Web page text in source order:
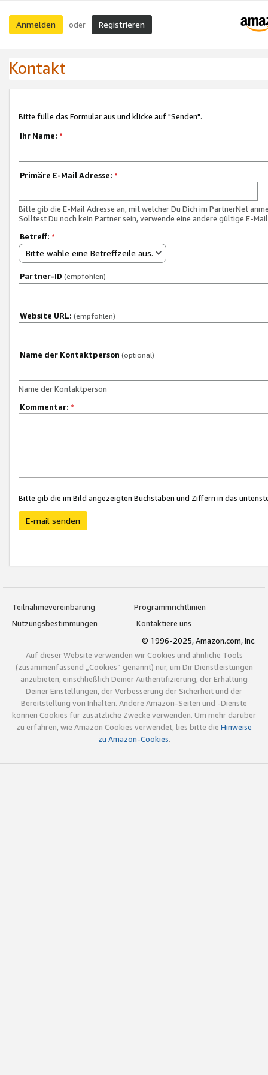
Anmelden oder Registrieren
Kontakt
Bitte fülle das Formular aus und klicke auf "Senden".
Ihr Name: *
Primäre E-Mail Adresse: *
Bitte gib die E-Mail Adresse an, mit welcher Du Dich im PartnerNet
Solltest Du noch kein Partner sein, verwende eine andere gültige E-
Betreff: *
Bitte wähle eine Betreffzeile aus.
Partner-ID (empfohlen)
Website URL: (empfohlen)
Name der Kontaktperson (optional)
Name der Kontaktperson
Kommentar: *
Bitte gib die im Bild angezeigten Buchstaben und Ziffern in das
E-mail senden
Teilnahmevereinbarung
Programmrichtlinien
Nutzungsbestimmungen
Kontaktiere uns
© 1996-2025, Amazon.com, Inc.
Auf dieser Website verwenden wir Cookies und ähnliche Tools
(zusammenfassend „Cookies“ genannt) nur, um Dir Dienstleistungen
anzubieten, einschließlich Deiner Authentifizierung, der Erhaltung
Deiner Einstellungen, der Verbesserung der Sicherheit und der
Bereitstellung von Inhalten. Andere Amazon-Seiten und -Dienste
können Cookies für zusätzliche Zwecke verwenden. Um mehr darüber
zu erfahren, wie Amazon Cookies verwendet, lies bitte die Hinweise
zu Amazon-Cookies.